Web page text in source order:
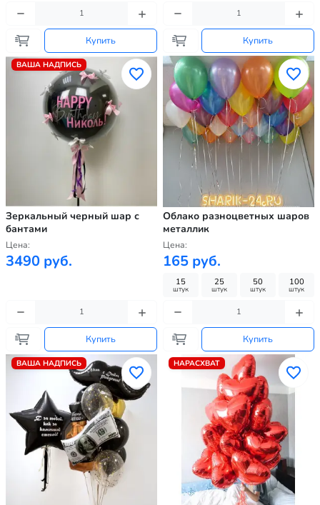
Купить Купить
ВАША НАДПИСЬ
Зеркальный черный шар с
бантами
Цена:
3490 руб.
Купить
Облако разноцветных шаров
металлик
Цена:
165 руб.
15
штук
25
штук
50
штук
100
штук
Купить
ВАША НАДПИСЬ НАРАСХВАТ